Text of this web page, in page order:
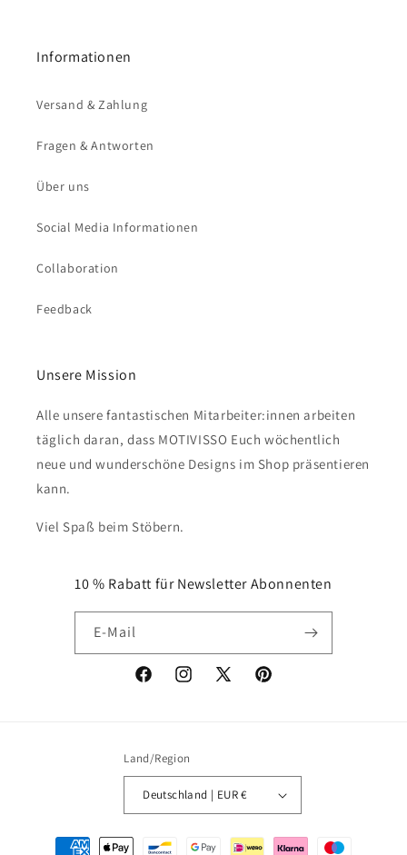
Informationen
Versand & Zahlung
Fragen & Antworten
Über uns
Social Media Informationen
Collaboration
Feedback
Unsere Mission
Alle unsere fantastischen Mitarbeiter:innen arbeiten
täglich daran, dass MOTIVISSO Euch wöchentlich
neue und wunderschöne Designs im Shop präsentieren
kann.
Viel Spaß beim Stöbern.
10 % Rabatt für Newsletter Abonnenten
E-Mail
FacebookInstagram
X
Pinterest
Land/Region
Deutschland | EUR €
Zahlungsmethoden